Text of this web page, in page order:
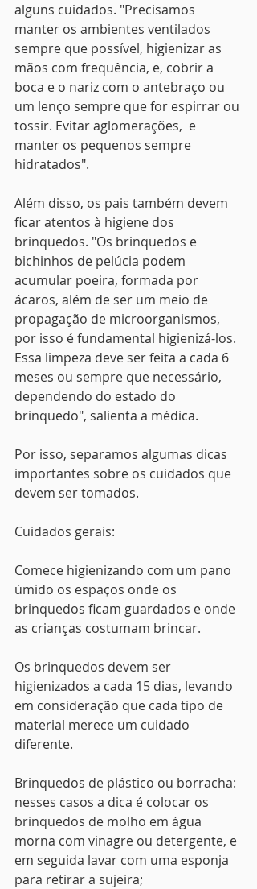
alguns cuidados. "Precisamos
manter os ambientes ventilados
sempre que possível, higienizar as
mãos com frequência, e, cobrir a
boca e o nariz com o antebraço ou
um lenço sempre que for espirrar ou
tossir. Evitar aglomerações,  e
manter os pequenos sempre
hidratados".
Além disso, os pais também devem
ficar atentos à higiene dos
brinquedos. "Os brinquedos e
bichinhos de pelúcia podem
acumular poeira, formada por
ácaros, além de ser um meio de
propagação de microorganismos,
por isso é fundamental higienizá-los.
Essa limpeza deve ser feita a cada 6
meses ou sempre que necessário,
dependendo do estado do
brinquedo", salienta a médica.
Por isso, separamos algumas dicas
importantes sobre os cuidados que
devem ser tomados.
Cuidados gerais:
Comece higienizando com um pano
úmido os espaços onde os
brinquedos ficam guardados e onde
as crianças costumam brincar.
Os brinquedos devem ser
higienizados a cada 15 dias, levando
em consideração que cada tipo de
material merece um cuidado
diferente.
Brinquedos de plástico ou borracha:
nesses casos a dica é colocar os
brinquedos de molho em água
morna com vinagre ou detergente, e
em seguida lavar com uma esponja
para retirar a sujeira;